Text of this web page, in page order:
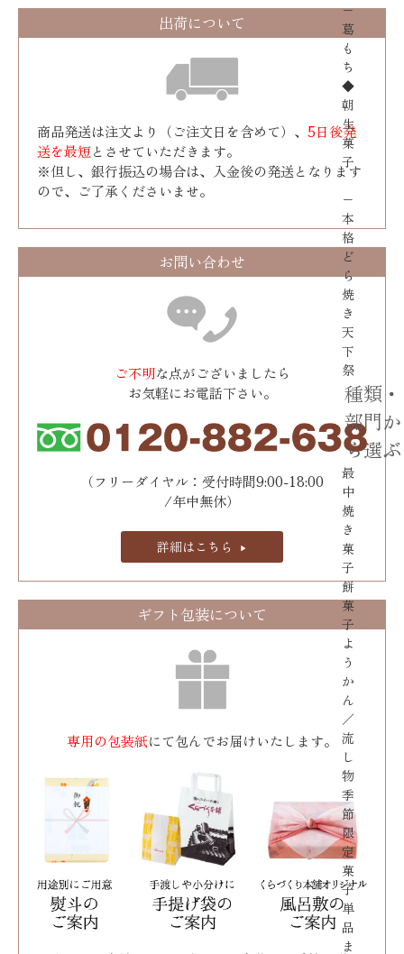
−
葛
も
ち
◆
朝
生
菓
子
−
本
格
ど
ら
焼
き
天
下
祭
種類・
部門か
ら選ぶ
最
中
焼
き
菓
子
餅
菓
子
よ
う
か
ん
／
流
し
物
季
節
限
定
菓
子
単
品
ま
出荷について
商品発送は注文より（ご注文日を含めて）、 5日後発
送を最短とさせていただきます。
※但し、銀行振込の場合は、入金後の発送となります
ので、ご了承くださいませ。
お問い合わせ
ご不明な点がございましたら
お気軽にお電話下さい。
（フリーダイヤル：受付時間9:00-18:00
/年中無休）
詳細はこちら
ギフト包装について
専用の包装紙にて包んでお届けいたします。